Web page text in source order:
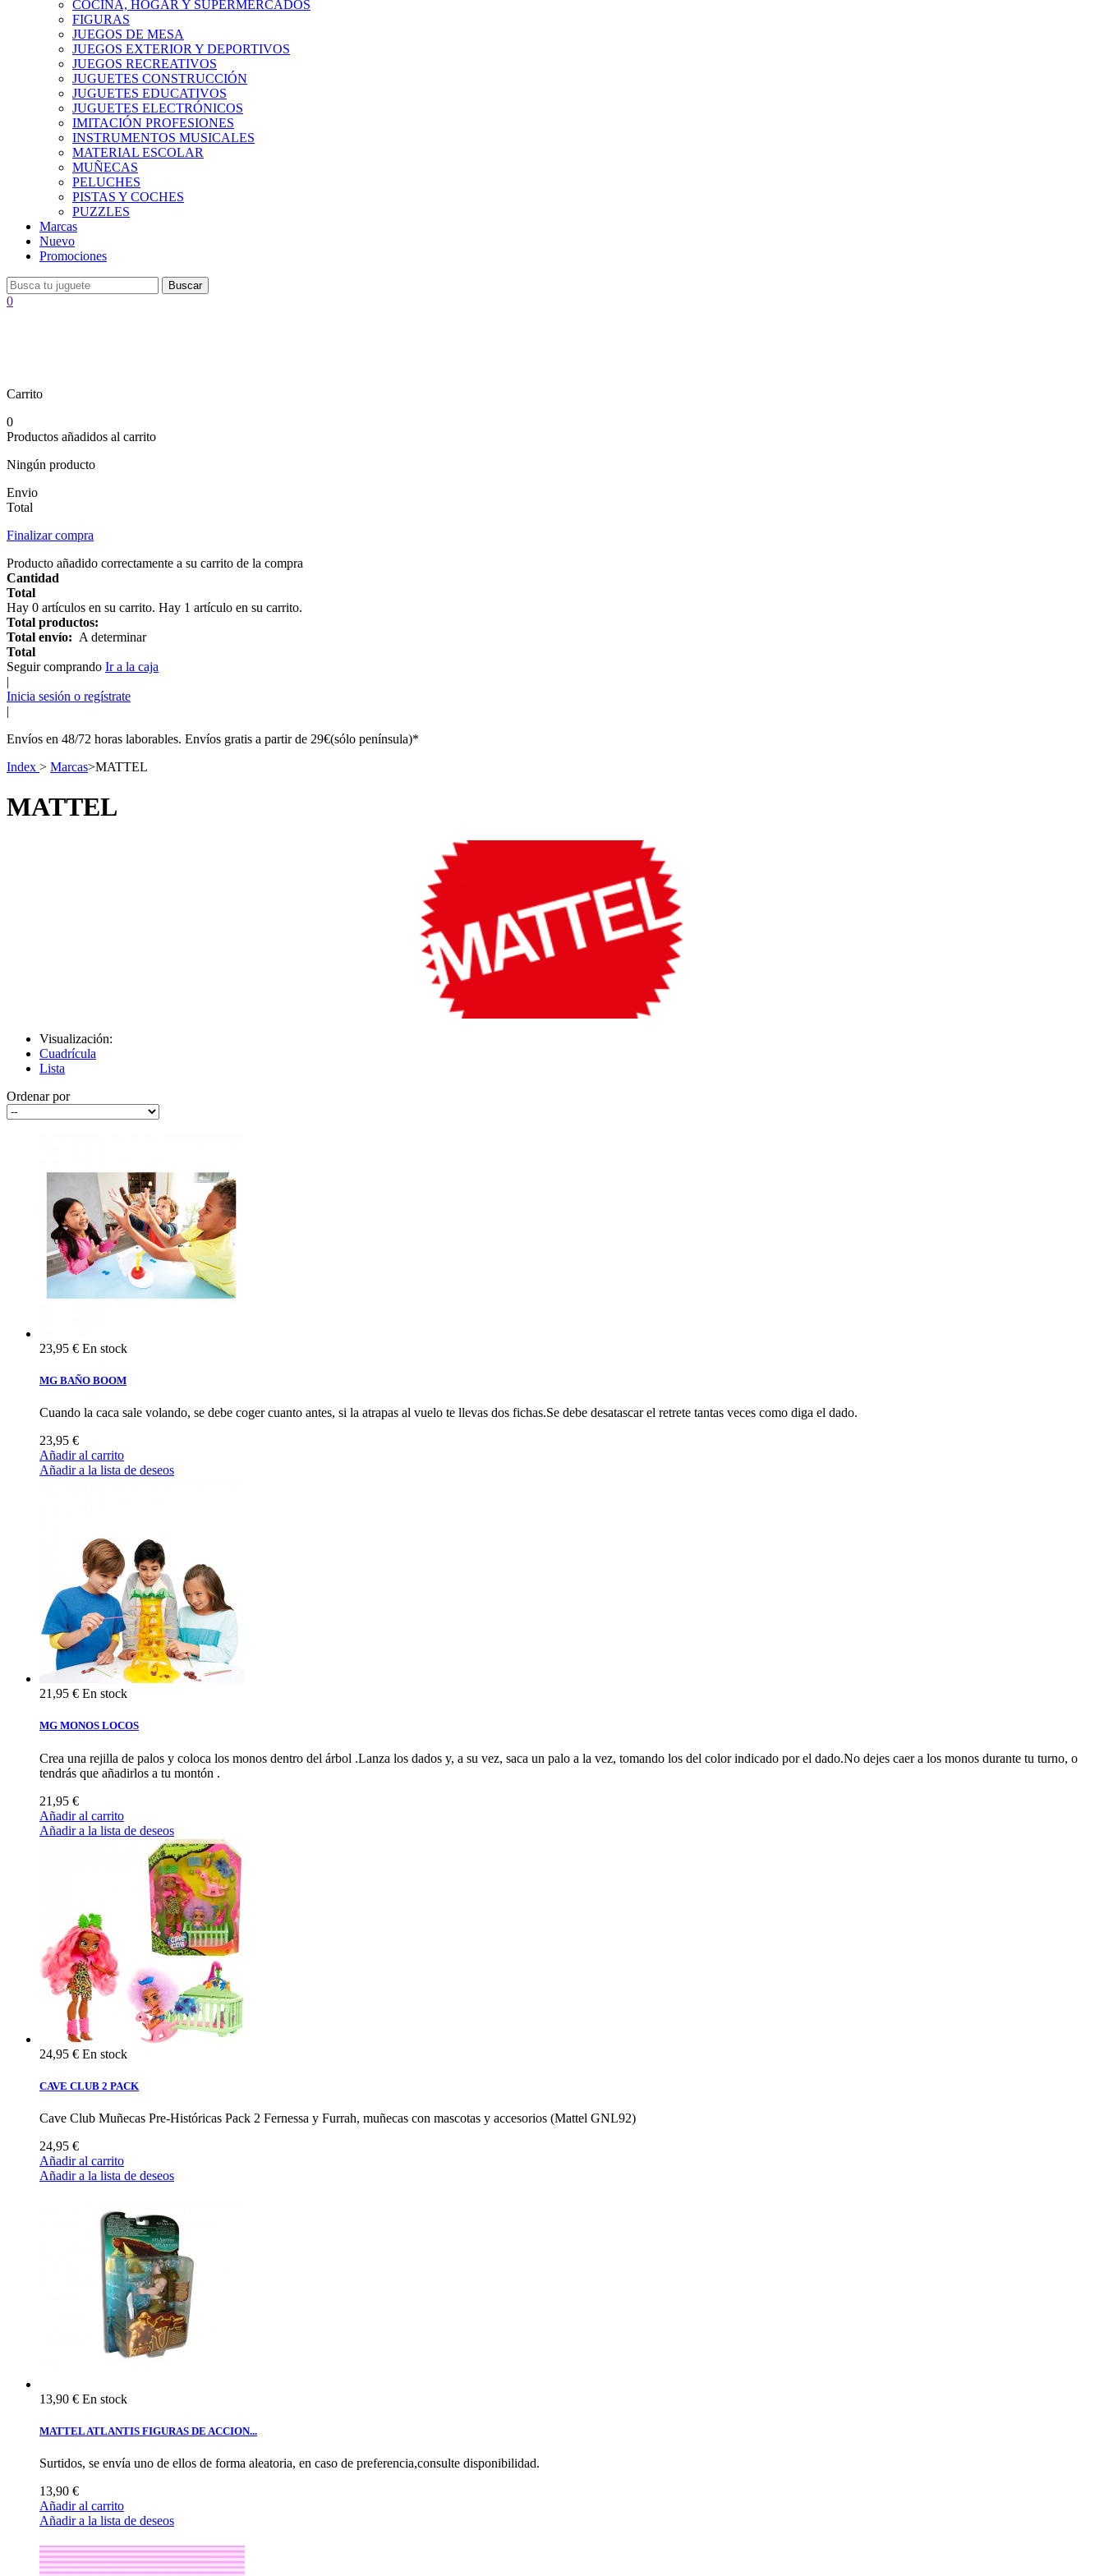
COCINA, HOGAR Y SUPERMERCADOS
FIGURAS
JUEGOS DE MESA
JUEGOS EXTERIOR Y DEPORTIVOS
JUEGOS RECREATIVOS
JUGUETES CONSTRUCCIÓN
JUGUETES EDUCATIVOS
JUGUETES ELECTRÓNICOS
IMITACIÓN PROFESIONES
INSTRUMENTOS MUSICALES
MATERIAL ESCOLAR
MUÑECAS
PELUCHES
PISTAS Y COCHES
PUZZLES
Marcas
Nuevo
Promociones
Buscar
0
Carrito
0
Productos añadidos al carrito
Ningún producto
Envio
Total
Finalizar compra
Producto añadido correctamente a su carrito de la compra
Cantidad
Total
Hay 0 artículos en su carrito. Hay 1 artículo en su carrito.
Total productos:
Total envío: A determinar
Total
Seguir comprando Ir a la caja
|
Inicia sesión o regístrate
|
Envíos en 48/72 horas laborables. Envíos gratis a partir de 29€(sólo península)*
Index > Marcas>MATTEL
MATTEL
Visualización:
Cuadrícula
Lista
Ordenar por
23,95 € En stock
MG BAÑO BOOM
Cuando la caca sale volando, se debe coger cuanto antes, si la atrapas al vuelo te llevas dos fichas.Se debe desatascar el retrete tantas veces como diga el dado.
23,95 €
Añadir al carrito
Añadir a la lista de deseos
21,95 € En stock
MG MONOS LOCOS
Crea una rejilla de palos y coloca los monos dentro del árbol .Lanza los dados y, a su vez, saca un palo a la vez, tomando los del color indicado por el dado.No dejes caer a los monos durante tu turno, o
tendrás que añadirlos a tu montón .
21,95 €
Añadir al carrito
Añadir a la lista de deseos
24,95 € En stock
CAVE CLUB 2 PACK
Cave Club Muñecas Pre-Históricas Pack 2 Fernessa y Furrah, muñecas con mascotas y accesorios (Mattel GNL92)
24,95 €
Añadir al carrito
Añadir a la lista de deseos
13,90 € En stock
MATTEL ATLANTIS FIGURAS DE ACCION...
Surtidos, se envía uno de ellos de forma aleatoria, en caso de preferencia,consulte disponibilidad.
13,90 €
Añadir al carrito
Añadir a la lista de deseos